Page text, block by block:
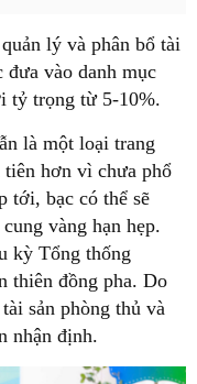
lý và phân bổ tài
vào danh mục
tỷ trọng từ 5-10%.
là một loại trang
hơn vì chưa phổ
tới, bạc có thể sẽ
vàng hạn hẹp.
kỳ Tổng thống
thiên đồng pha. Do
sản phòng thủ và
nhận định.